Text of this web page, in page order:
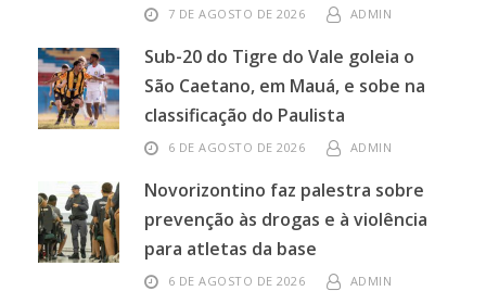
7 DE AGOSTO DE 2026 ADMIN
Sub-20 do Tigre do Vale goleia o
São Caetano, em Mauá, e sobe na
classificação do Paulista
6 DE AGOSTO DE 2026 ADMIN
Novorizontino faz palestra sobre
prevenção às drogas e à violência
para atletas da base
6 DE AGOSTO DE 2026 ADMIN